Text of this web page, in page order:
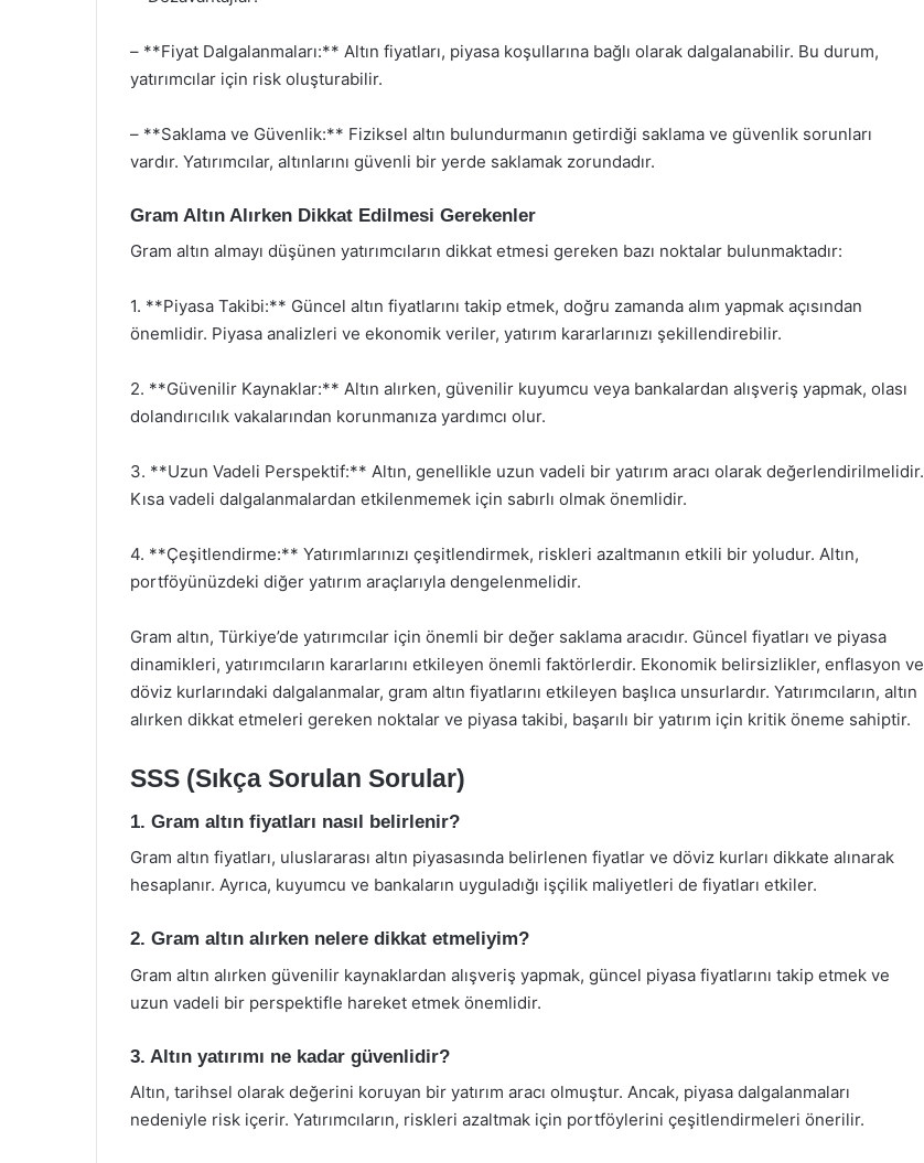
– **Fiyat Dalgalanmaları:** Altın fiyatları, piyasa koşullarına bağlı olarak dalgalanabilir. Bu durum,
yatırımcılar için risk oluşturabilir.
– **Saklama ve Güvenlik:** Fiziksel altın bulundurmanın getirdiği saklama ve güvenlik sorunları
vardır. Yatırımcılar, altınlarını güvenli bir yerde saklamak zorundadır.
Gram Altın Alırken Dikkat Edilmesi Gerekenler
Gram altın almayı düşünen yatırımcıların dikkat etmesi gereken bazı noktalar bulunmaktadır:
1. **Piyasa Takibi:** Güncel altın fiyatlarını takip etmek, doğru zamanda alım yapmak açısından
önemlidir. Piyasa analizleri ve ekonomik veriler, yatırım kararlarınızı şekillendirebilir.
2. **Güvenilir Kaynaklar:** Altın alırken, güvenilir kuyumcu veya bankalardan alışveriş yapmak, olası
dolandırıcılık vakalarından korunmanıza yardımcı olur.
3. **Uzun Vadeli Perspektif:** Altın, genellikle uzun vadeli bir yatırım aracı olarak değerlendirilmelidir.
Kısa vadeli dalgalanmalardan etkilenmemek için sabırlı olmak önemlidir.
4. **Çeşitlendirme:** Yatırımlarınızı çeşitlendirmek, riskleri azaltmanın etkili bir yoludur. Altın,
portföyünüzdeki diğer yatırım araçlarıyla dengelenmelidir.
Gram altın, Türkiye’de yatırımcılar için önemli bir değer saklama aracıdır. Güncel fiyatları ve piyasa
dinamikleri, yatırımcıların kararlarını etkileyen önemli faktörlerdir. Ekonomik belirsizlikler, enflasyon ve
döviz kurlarındaki dalgalanmalar, gram altın fiyatlarını etkileyen başlıca unsurlardır. Yatırımcıların, altın
alırken dikkat etmeleri gereken noktalar ve piyasa takibi, başarılı bir yatırım için kritik öneme sahiptir.
SSS (Sıkça Sorulan Sorular)
1. Gram altın fiyatları nasıl belirlenir?
Gram altın fiyatları, uluslararası altın piyasasında belirlenen fiyatlar ve döviz kurları dikkate alınarak
hesaplanır. Ayrıca, kuyumcu ve bankaların uyguladığı işçilik maliyetleri de fiyatları etkiler.
2. Gram altın alırken nelere dikkat etmeliyim?
Gram altın alırken güvenilir kaynaklardan alışveriş yapmak, güncel piyasa fiyatlarını takip etmek ve
uzun vadeli bir perspektifle hareket etmek önemlidir.
3. Altın yatırımı ne kadar güvenlidir?
Altın, tarihsel olarak değerini koruyan bir yatırım aracı olmuştur. Ancak, piyasa dalgalanmaları
nedeniyle risk içerir. Yatırımcıların, riskleri azaltmak için portföylerini çeşitlendirmeleri önerilir.